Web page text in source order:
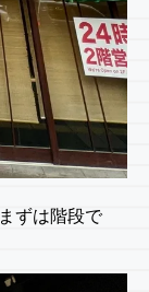
ずは階段で